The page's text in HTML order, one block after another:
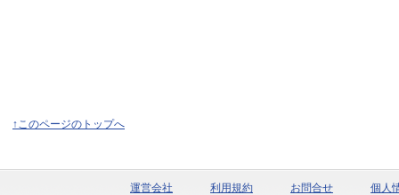
↑このページのトップへ
運営会社 利用規約 お問合せ 個人